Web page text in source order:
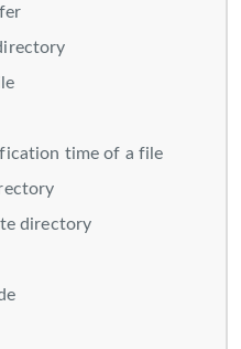
time of a file
directory